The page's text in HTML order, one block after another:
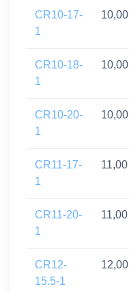
CR10-17-
1
10,00
CR10-18-
1
10,00
CR10-20-
1
10,00
CR11-17-
1
11,00
CR11-20-
1
11,00
CR12-
15.5-1
12,00